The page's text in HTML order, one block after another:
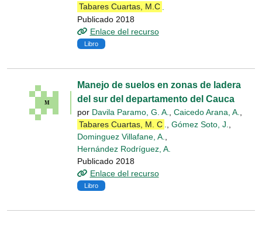
Tabares Cuartas, M.C
Publicado 2018
Enlace del recurso
Libro
Manejo de suelos en zonas de ladera
del sur del departamento del Cauca
por Davila Paramo, G. A. Caicedo Arana, A.
Tabares Cuartas, M. C
Gómez Soto, J.
Dominguez Villafane, A.
Hernández Rodríguez, A.
Publicado 2018
Enlace del recurso
Libro